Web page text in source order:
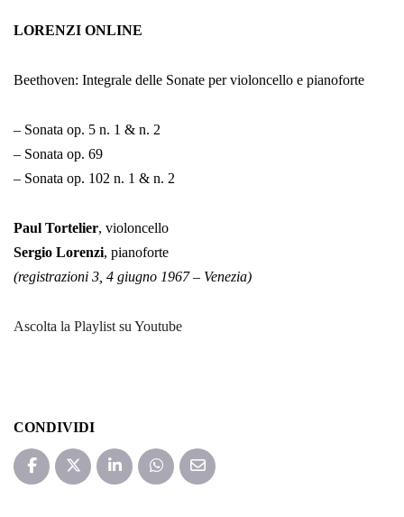
LORENZI ONLINE
Beethoven: Integrale delle Sonate per violoncello e pianoforte
– Sonata op. 5 n. 1 & n. 2
– Sonata op. 69
– Sonata op. 102 n. 1 & n. 2
Paul Tortelier, violoncello
Sergio Lorenzi, pianoforte
(registrazioni 3, 4 giugno 1967 – Venezia)
Ascolta la Playlist su Youtube
CONDIVIDI